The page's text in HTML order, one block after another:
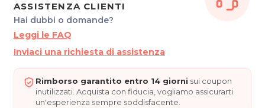
Per ulteriori informazioni sull'offerta o sulle modalità di
acquisto scrivi a
ASSISTENZA CLIENTI
Hai dubbi o domande?
Leggi le FAQ
Inviaci una richiesta di assistenza
Rimborso garantito entro 14 giorni sui coupon
inutilizzati. Acquista con fiducia, vogliamo assicurarti
un'esperienza sempre soddisfacente.